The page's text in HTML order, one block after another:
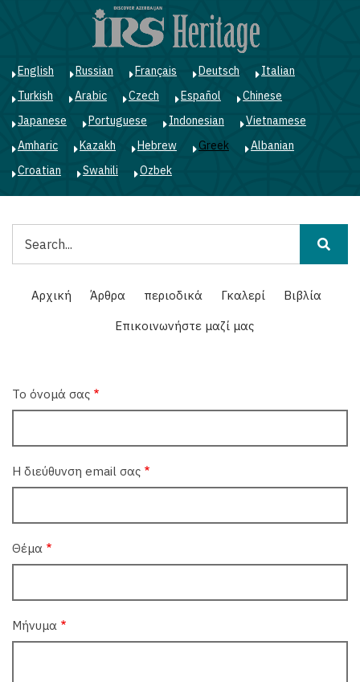
περιεχόμενο
English Russian Français Deutsch
Italian
Turkish
Arabic Czech Español
Chinese
Japanese
Portuguese Indonesian
Vietnamese
Amharic
Kazakh Hebrew Greek
Albanian
Croatian
Swahili Ozbek
Main
navigation
Αρχική Άρθρα περιοδικά Γκαλερί
Βιβλία
Επικοινωνήστε μαζί μας
Το όνομά σας
Η διεύθυνση email σας
Θέμα
Μήνυμα